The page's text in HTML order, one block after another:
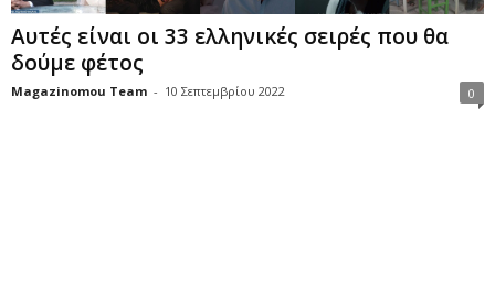
Αυτές είναι οι 33 ελληνικές σειρές που θα
δούμε φέτος
Magazinomou Team - 10 Σεπτεμβρίου 2022 0